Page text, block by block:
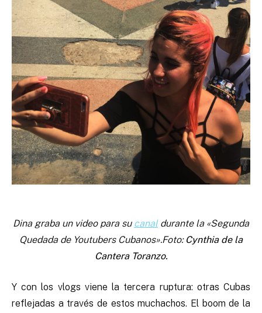
Dina graba un video para su canaldurante la «Segunda
Quedada de Youtubers Cubanos».Foto: Cynthia de la
Cantera Toranzo.
Y con los vlogs viene la tercera ruptura: otras Cubas
reflejadas a través de estos muchachos. El boom de la